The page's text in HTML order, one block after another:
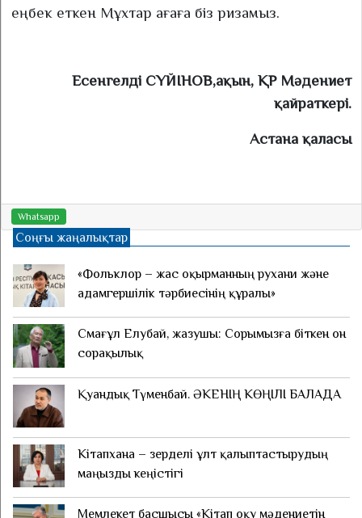
еңбек еткен Мұхтар ағаға біз ризамыз.
Есенгелді СҮЙІНОВ,ақын, ҚР Мәдениет
қайраткері.
Астана қаласы
Whatsapp
Соңғы жаңалықтар
«Фольклор – жас оқырманның рухани және
адамгершілік тәрбиесінің құралы»
Смағұл Елубай, жазушы: Сорымызға біткен он
сорақылық
Қуандық Түменбай. ӘКЕНІҢ КӨҢІЛІ БАЛАДА
Кітапхана – зерделі ұлт қалыптастырудың
маңызды кеңістігі
Мемлекет басшысы «Кітап оқу мәдениетін